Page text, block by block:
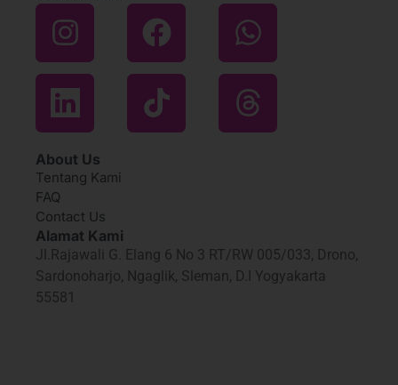
About Us
Tentang Kami
FAQ
Contact Us
Alamat Kami
Jl.Rajawali G. Elang 6 No 3 RT/RW 005/033, Drono,
Sardonoharjo, Ngaglik, Sleman, D.I Yogyakarta
55581